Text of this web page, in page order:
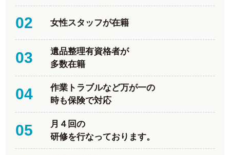
02 女性スタッフが在籍
03
遺品整理有資格者が
多数在籍
04
作業トラブルなど万が一の
時も保険で対応
05
月４回の
研修を行なっております。